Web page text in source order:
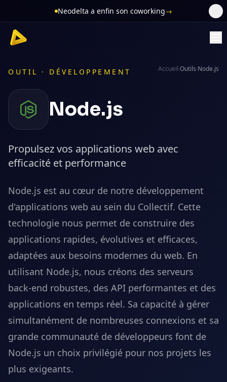
Neodelta a enfin son coworking→
Accueil›Outils›Node.js
OUTIL · DÉVELOPPEMENT
Node.js
Propulsez vos applications web avec
efficacité et performance
Node.js est au cœur de notre développement
d'applications web au sein du Collectif. Cette
technologie nous permet de construire des
applications rapides, évolutives et efficaces,
adaptées aux besoins modernes du web. En
utilisant Node.js, nous créons des serveurs
back-end robustes, des API performantes et des
applications en temps réel. Sa capacité à gérer
simultanément de nombreuses connexions et sa
grande communauté de développeurs font de
Node.js un choix privilégié pour nos projets les
plus exigeants.